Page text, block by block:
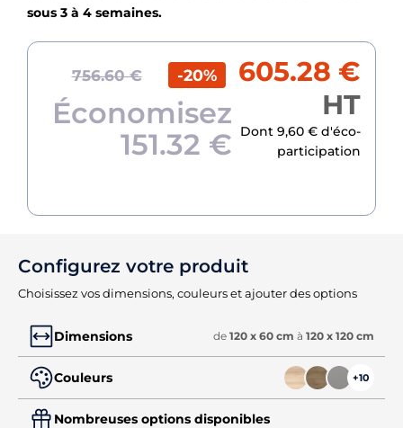
sous 3 à 4 semaines.
756.60 € -20%
Économisez
151.32 €
605.28 €
HT
Dont 9,60 € d'éco-
participation
Configurez votre produit
Choisissez vos dimensions, couleurs et ajouter des options
Dimensions de 120 x 60 cm à 120 x 120 cm
Couleurs +10
Nombreuses options disponibles